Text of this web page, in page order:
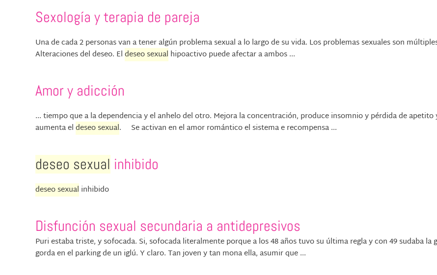
Sexología y terapia de pareja
Una de cada 2 personas van a tener algún problema sexual a lo largo de su vida. Los problemas sexuales son
Alteraciones del deseo. Eldeseo sexual hipoactivo puede afectar a ambos ...
Amor y adicción
... tiempo que a la dependencia y el anhelo del otro. Mejora la concentración, produce insomnio y pérdida de apetito
aumenta eldeseo sexual. Se activan en el amor romántico el sistema e recompensa ...
deseo sexual inhibido
deseo sexual inhibido
Disfunción sexual secundaria a antidepresivos
Puri estaba triste, y sofocada. Si, sofocada literalmente porque a los 48 años tuvo su última regla y con 49 sudaba la
gorda en el parking de un iglú. Y claro. Tan joven y tan mona ella, asumir que ...